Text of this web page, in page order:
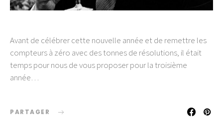
Avant de célébrer cette nouvelle année et de remettre les
compteurs à zéro avec des tonnes de résolutions, il était
temps pour nous de vous proposer pour la troisième
année…
PARTAGER